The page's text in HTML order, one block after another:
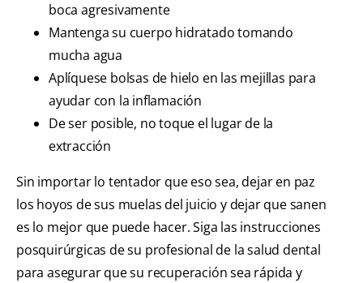
boca agresivamente
Mantenga su cuerpo hidratado tomando
mucha agua
Aplíquese bolsas de hielo en las mejillas para
ayudar con la inflamación
De ser posible, no toque el lugar de la
extracción
Sin importar lo tentador que eso sea, dejar en paz
los hoyos de sus muelas del juicio y dejar que sanen
es lo mejor que puede hacer. Siga las instrucciones
posquirúrgicas de su profesional de la salud dental
para asegurar que su recuperación sea rápida y